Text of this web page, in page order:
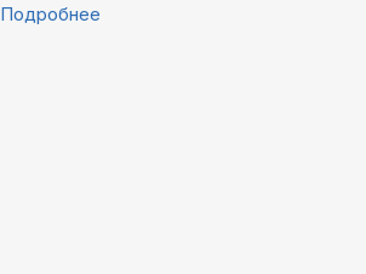
Подробнее